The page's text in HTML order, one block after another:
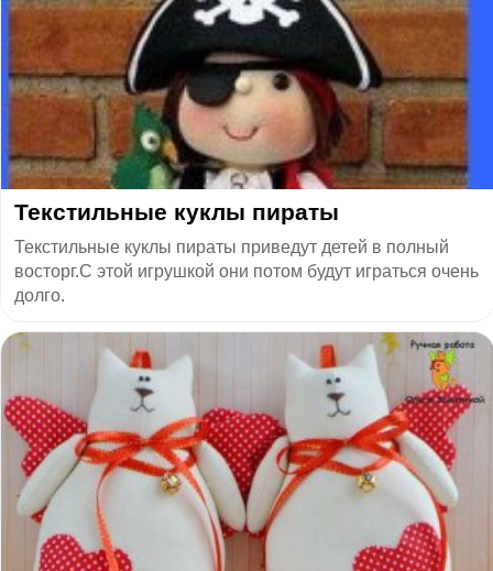
Текстильные куклы пираты
Текстильные куклы пираты приведут детей в полный
восторг.С этой игрушкой они потом будут играться очень
долго.